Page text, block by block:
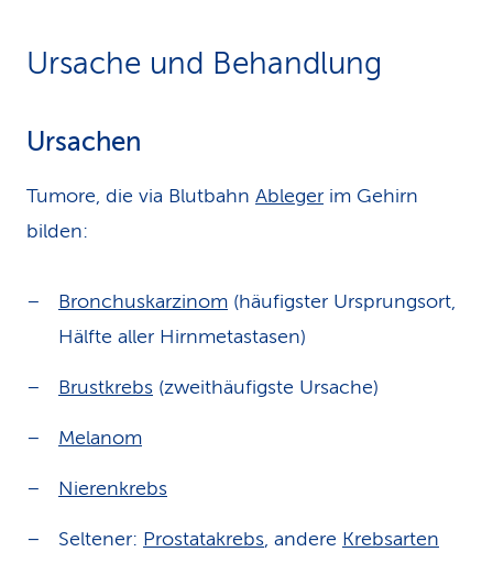
Ursache und Behandlung
Ursachen
Tumore, die via Blutbahn Ableger im Gehirn
bilden:
Bronchuskarzinom (häufigster Ursprungsort,
Hälfte aller Hirnmetastasen)
Brustkrebs (zweithäufigste Ursache)
Melanom
Nierenkrebs
Seltener: Prostatakrebs, andere Krebsarten